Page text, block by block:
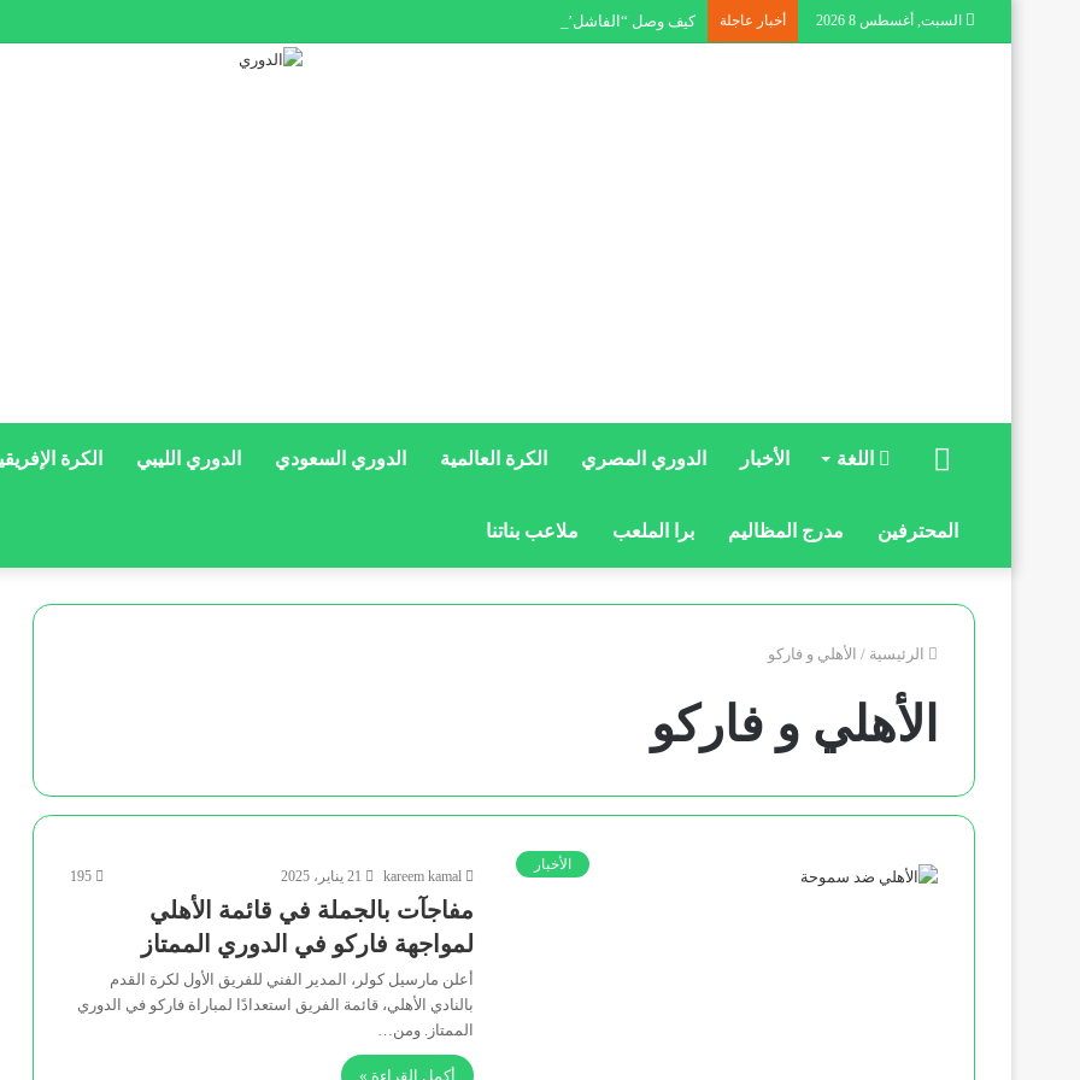
السبت, أغسطس 8 2026 أخبار عاجلة كيف وصل “الفاشل” إلى مقعد المدرب؟.. الشرطة تداهم مقر اتحاد كوريا الجنوبية
الرئيسيةاللغة الأخبار الدوري المصري الكرة العالمية الدوري السعودي الدوري الليبي الكرة
المحترفين مدرج المظاليم برا الملعب ملاعب بناتنا
الرئيسية / الأهلي و فاركو
الأهلي و فاركو
الأخبار
kareem kamal 21 يناير، 2025 195
مفاجآت بالجملة في قائمة الأهلي
لمواجهة فاركو في الدوري الممتاز
أعلن مارسيل كولر، المدير الفني للفريق الأول لكرة القدم
بالنادي الأهلي، قائمة الفريق استعدادًا ‏لمباراة فاركو في الدوري
الممتاز. ومن…
أكمل القراءة »